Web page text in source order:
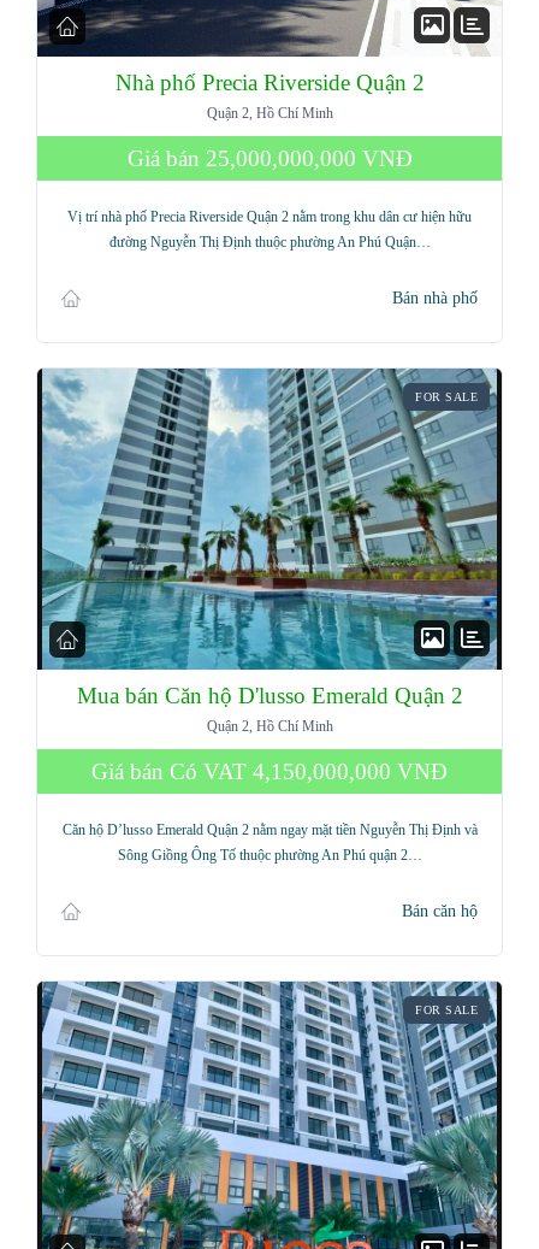
Nhà phố Precia Riverside Quận 2
Quận 2, Hồ Chí Minh
Giá bán 25,000,000,000 VNĐ
Vị trí nhà phố Precia Riverside Quận 2 nằm trong khu dân cư hiện hữu
đường Nguyễn Thị Định thuộc phường An Phú Quận…
Bán nhà phố
FOR SALE
Mua bán Căn hộ D'lusso Emerald Quận 2
Quận 2, Hồ Chí Minh
Giá bán Có VAT 4,150,000,000 VNĐ
Căn hộ D’lusso Emerald Quận 2 nằm ngay mặt tiền Nguyễn Thị Định và
Sông Giồng Ông Tố thuộc phường An Phú quận 2…
Bán căn hộ
FOR SALE